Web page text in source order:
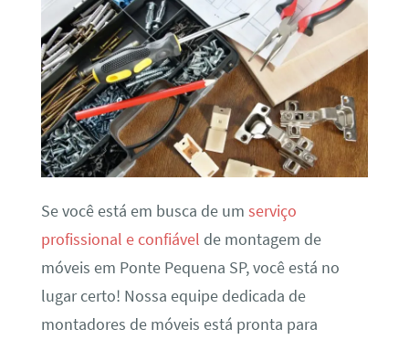
Se você está em busca de um serviço
profissional e confiável de montagem de
móveis em Ponte Pequena SP, você está no
lugar certo! Nossa equipe dedicada de
montadores de móveis está pronta para